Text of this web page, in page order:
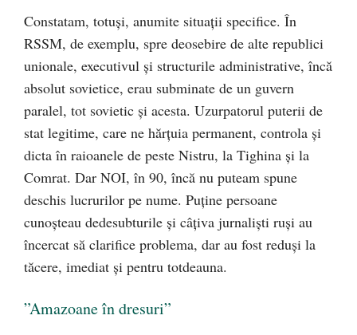
Constatam, totuși, anumite situații specifice. În
RSSM, de exemplu, spre deosebire de alte republici
unionale, executivul și structurile administrative, încă
absolut sovietice, erau subminate de un guvern
paralel, tot sovietic și acesta. Uzurpatorul puterii de
stat legitime, care ne hărțuia permanent, controla și
dicta în raioanele de peste Nistru, la Tighina și la
Comrat. Dar NOI, în 90, încă nu puteam spune
deschis lucrurilor pe nume. Puţine persoane
cunoşteau dedesubturile și câţiva jurnalişti ruși au
încercat să clarifice problema, dar au fost reduşi la
tăcere, imediat şi pentru totdeauna.
”Amazoane în dresuri”